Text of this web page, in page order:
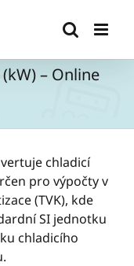
– Online
chladicí
pro výpočty v
(TVK), kde
SI jednotku
chladicího